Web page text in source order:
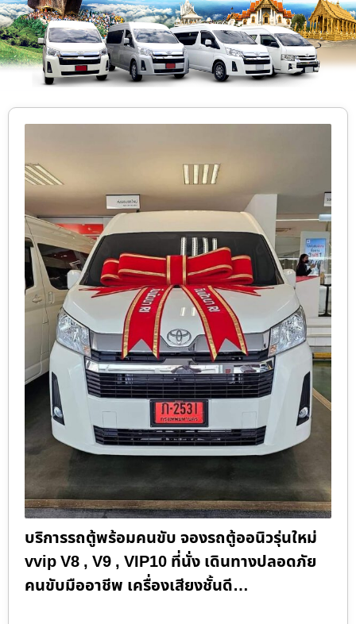
บริการรถตู้พร้อมคนขับ จองรถตู้ออนิวรุ่นใหม่
vvip V8 , V9 , VIP10 ที่นั่ง เดินทางปลอดภัย
คนขับมืออาชีพ เครื่องเสียงชั้นดี…